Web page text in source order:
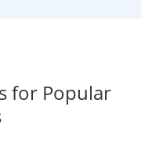
for Popular